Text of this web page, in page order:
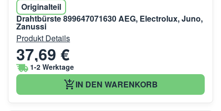
Originalteil
Drahtbürste 899647071630 AEG, Electrolux, Juno,
Zanussi
Produkt Details
37,69 €
1-2 Werktage
IN DEN WARENKORB